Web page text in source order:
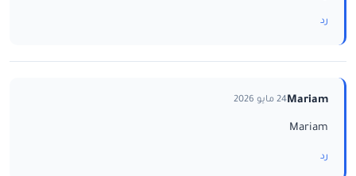
رد
Mariam24 مايو 2026
Mariam
رد